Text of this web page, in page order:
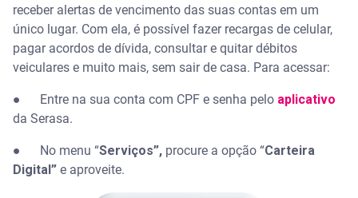
receber alertas de vencimento das suas contas em um
único lugar. Com ela, é possível fazer recargas de celular,
pagar acordos de dívida, consultar e quitar débitos
veiculares e muito mais, sem sair de casa. Para acessar:
● Entre na sua conta com CPF e senha pelo aplicativo
da Serasa.
● No menu “Serviços”, procure a opção “Carteira
Digital” e aproveite.